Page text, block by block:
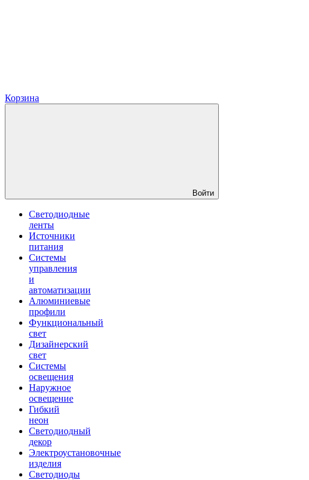
Корзина
Войти
Светодиодные
ленты
Источники
питания
Системы
управления
и
автоматизации
Алюминиевые
профили
Функциональный
свет
Дизайнерский
свет
Системы
освещения
Наружное
освещение
Гибкий
неон
Светодиодный
декор
Электроустановочные
изделия
Светодиоды